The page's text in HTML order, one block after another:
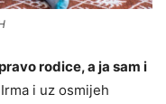
rodice, a ja sam i
i uz osmijeh